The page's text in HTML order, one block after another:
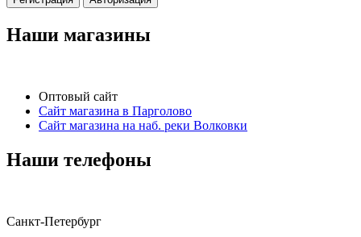
Наши магазины
Оптовый сайт
Сайт магазина в Парголово
Сайт магазина на наб. реки Волковки
Наши телефоны
Санкт-Петербург